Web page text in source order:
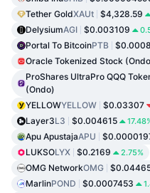
Tether GoldXAUt $4,328.59
DelysiumAGI $0.003109
Portal To BitcoinPTB
Oracle Tokenized Stock
ProShares UltraPro QQQ
(Ondo)
YELLOWYELLOW $0.03307
Layer3L3 $0.004615
Apu ApustajaAPU
LUKSOLYX $0.2169 2.75%
OMG NetworkOMG
MarlinPOND $0.0007453